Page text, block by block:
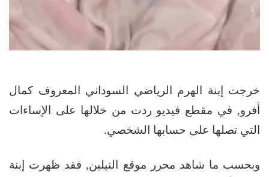
خرجت إبنة الهرم الرياضي السوداني المعروف كمال
أفرو, في مقطع فيديو ردت من خلالها على الإساءات
التي تصلها على حسابها الشخصي.
وبحسب ما شاهد محرر موقع النيلين, فقد ظهرت إبنة